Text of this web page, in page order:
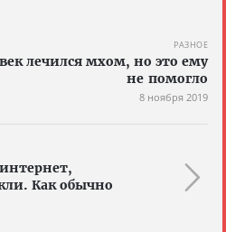
РАЗНОЕ
лечился мхом, но это ему
не помогло
8 ноября 2019
Как обычно